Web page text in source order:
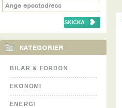
KATEGORIER
BILAR & FORDON
EKONOMI
ENERGI